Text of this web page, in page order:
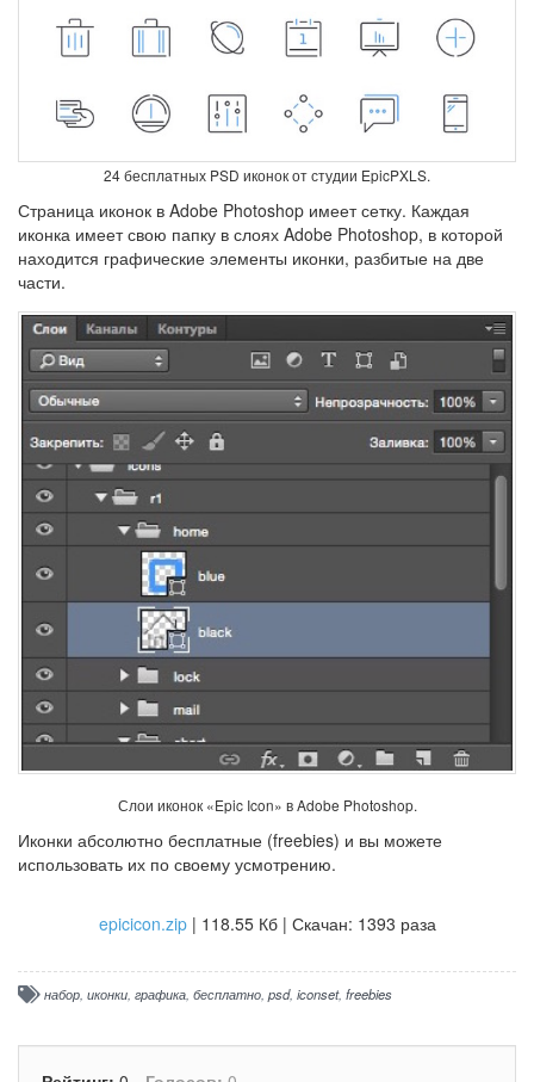
24 бесплатных PSD иконок от студии EpicPXLS.
Страница иконок в Adobe Photoshop имеет сетку. Каждая
иконка имеет свою папку в слоях Adobe Photoshop, в которой
находится графические элементы иконки, разбитые на две
части.
Слои иконок «Epic Icon» в Adobe Photoshop.
Иконки абсолютно бесплатные (freebies) и вы можете
использовать их по своему усмотрению.
epicicon.zip | 118.55 Кб | Скачан: 1393 раза
набор, иконки, графика, бесплатно, psd, iconset, freebies